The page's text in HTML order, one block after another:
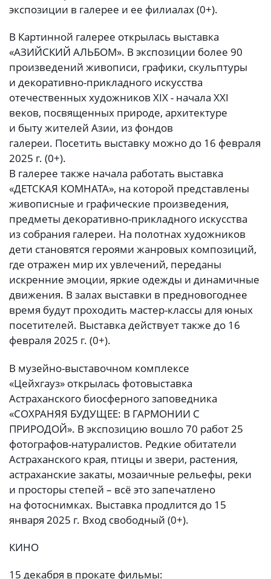
экспозиции в галерее и ее филиалах (0+).
В Картинной галерее открылась выставка
«АЗИЙСКИЙ АЛЬБОМ». В экспозиции более 90
произведений живописи, графики, скульптуры
и декоративно-прикладного искусства
отечественных художников XIX - начала XXI
веков, посвященных природе, архитектуре
и быту жителей Азии, из фондов
галереи. Посетить выставку можно до 16 февраля
2025 г. (0+).
В галерее также начала работать выставка
«ДЕТСКАЯ КОМНАТА», на которой представлены
живописные и графические произведения,
предметы декоративно-прикладного искусства
из собрания галереи. На полотнах художников
дети становятся героями жанровых композиций,
где отражен мир их увлечений, переданы
искренние эмоции, яркие одежды и динамичные
движения. В залах выставки в предновогоднее
время будут проходить мастер-классы для юных
посетителей. Выставка действует также до 16
февраля 2025 г. (0+).
В музейно-выставочном комплексе
«Цейхгауз» открылась фотовыставка
Астраханского биосферного заповедника
«СОХРАНЯЯ БУДУЩЕЕ: В ГАРМОНИИ С
ПРИРОДОЙ». В экспозицию вошло 70 работ 25
фотографов-натуралистов. Редкие обитатели
Астраханского края, птицы и звери, растения,
астраханские закаты, мозаичные рельефы, реки
и просторы степей – всё это запечатлено
на фотоснимках. Выставка продлится до 15
января 2025 г. Вход свободный (0+).
КИНО
15 декабря в прокате фильмы: